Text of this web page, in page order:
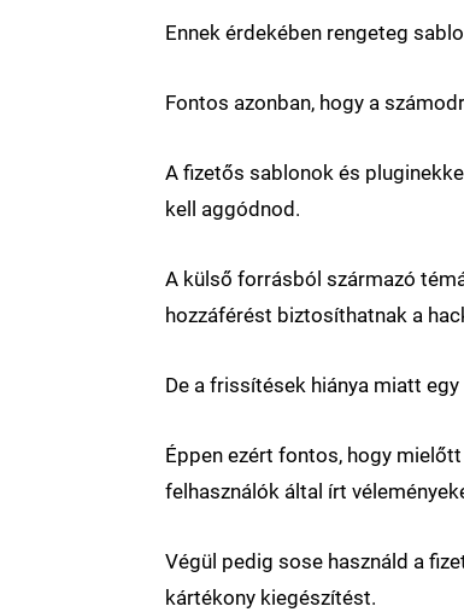
Ennek érdekében rengeteg
Fontos azonban, hogy a
A fizetős sablonok és
kell aggódnod.
A külső forrásból származó
hozzáférést biztosíthatnak a
De a frissítések hiánya miatt
Éppen ezért fontos, hogy
felhasználók által írt
Végül pedig sose használd a
kártékony kiegészítést.